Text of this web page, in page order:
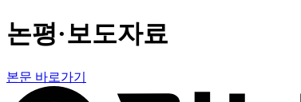
논평·보도자료
본문 바로가기